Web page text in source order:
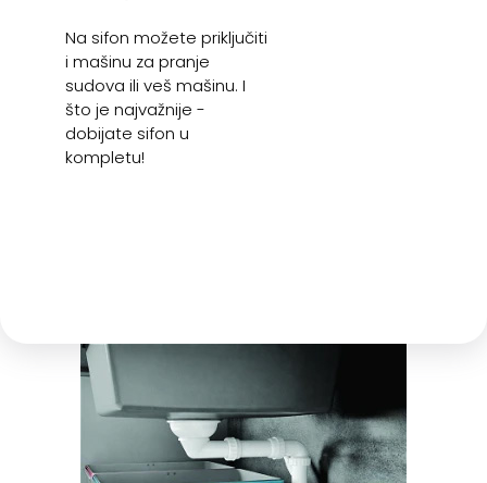
Na sifon možete priključiti
i mašinu za pranje
sudova ili veš mašinu. I
što je najvažnije -
dobijate sifon u
kompletu!